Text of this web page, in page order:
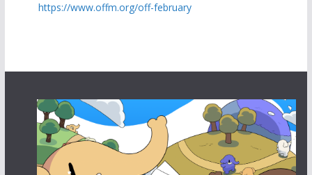
https://www.offm.org/off-february